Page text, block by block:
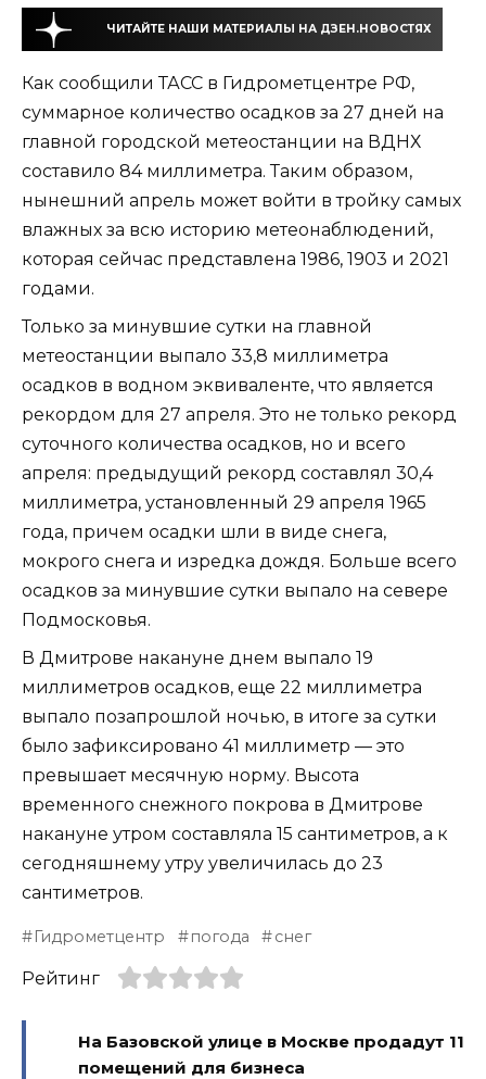
ЧИТАЙТЕ НАШИ МАТЕРИАЛЫ НА ДЗЕН.НОВОСТЯХ
Как сообщили ТАСС в Гидрометцентре РФ,
суммарное количество осадков за 27 дней на
главной городской метеостанции на ВДНХ
составило 84 миллиметра. Таким образом,
нынешний апрель может войти в тройку самых
влажных за всю историю метеонаблюдений,
которая сейчас представлена 1986, 1903 и 2021
годами.
Только за минувшие сутки на главной
метеостанции выпало 33,8 миллиметра
осадков в водном эквиваленте, что является
рекордом для 27 апреля. Это не только рекорд
суточного количества осадков, но и всего
апреля: предыдущий рекорд составлял 30,4
миллиметра, установленный 29 апреля 1965
года, причем осадки шли в виде снега,
мокрого снега и изредка дождя. Больше всего
осадков за минувшие сутки выпало на севере
Подмосковья.
В Дмитрове накануне днем выпало 19
миллиметров осадков, еще 22 миллиметра
выпало позапрошлой ночью, в итоге за сутки
было зафиксировано 41 миллиметр — это
превышает месячную норму. Высота
временного снежного покрова в Дмитрове
накануне утром составляла 15 сантиметров, а к
сегодняшнему утру увеличилась до 23
сантиметров.
Гидрометцентр погода снег
Рейтинг
На Базовской улице в Москве продадут 11
помещений для бизнеса